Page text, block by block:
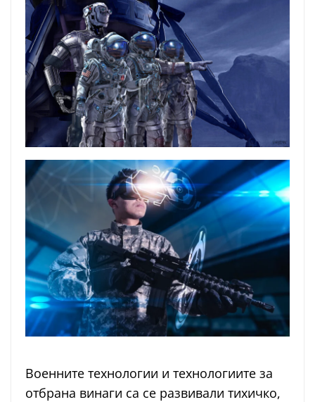
Военните технологии и технологиите за
отбрана винаги са се развивали тихичко,